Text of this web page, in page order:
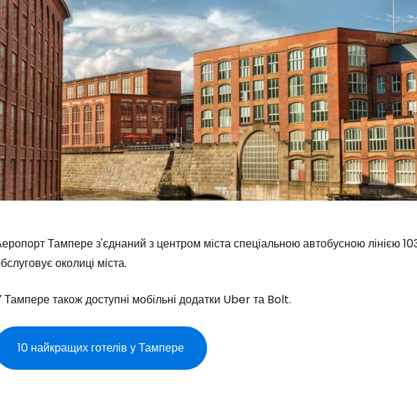
Тампере з'єднаний з центром міста спеціальною автобусною лінією
околиці міста.
Тампере також доступні мобільні додатки Uber та Bolt.
10 найкращих готелів у Тампере